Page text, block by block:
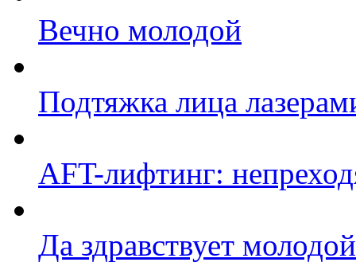
Вечно молодой
Подтяжка лица
AFT-лифтинг:
Да здравствует